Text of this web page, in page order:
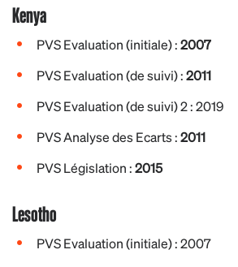
Kenya
PVS Evaluation (initiale) :2007
PVS Evaluation (de suivi) :2011
PVS Evaluation (de suivi) 2 : 2019
PVS Analyse des Ecarts :2011
PVS Législation :2015
Lesotho
PVS Evaluation (initiale) : 2007